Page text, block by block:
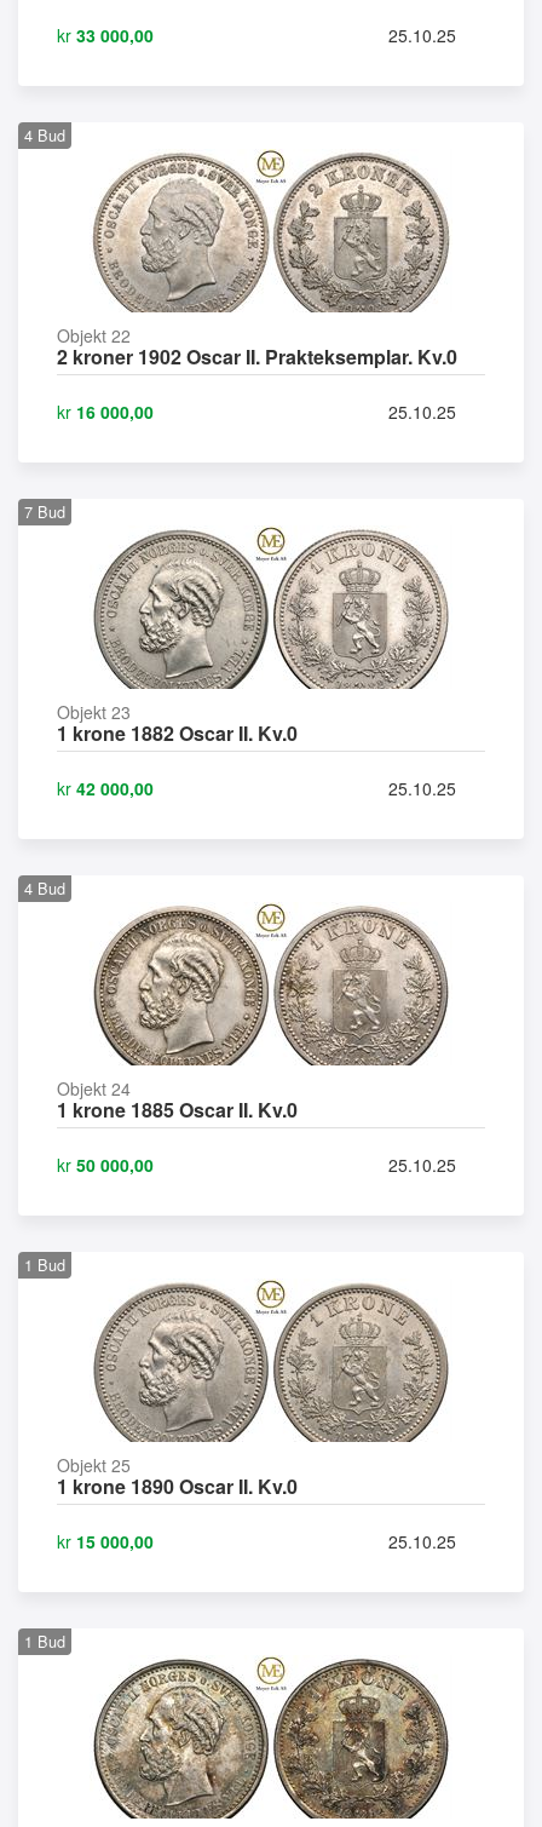
kr 33 000,00 25.10.25
4 Bud
Objekt 22
2 kroner 1902 Oscar II. Prakteksemplar. Kv.0
kr 16 000,00 25.10.25
7 Bud
Objekt 23
1 krone 1882 Oscar II. Kv.0
kr 42 000,00 25.10.25
4 Bud
Objekt 24
1 krone 1885 Oscar II. Kv.0
kr 50 000,00 25.10.25
1 Bud
Objekt 25
1 krone 1890 Oscar II. Kv.0
kr 15 000,00 25.10.25
1 Bud